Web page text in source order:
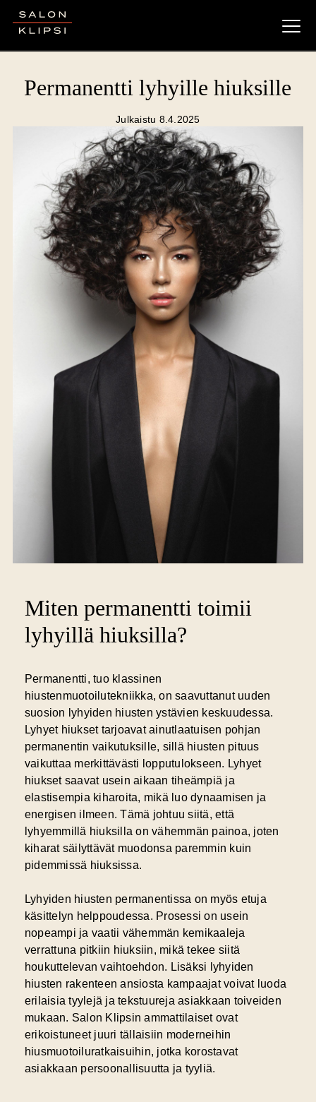
Salon Klipsi
Permanentti lyhyille hiuksille
Julkaistu 8.4.2025
Miten permanentti toimii
lyhyillä hiuksilla?
Permanentti, tuo klassinen
hiustenmuotoilutekniikka, on saavuttanut uuden
suosion lyhyiden hiusten ystävien keskuudessa.
Lyhyet hiukset tarjoavat ainutlaatuisen pohjan
permanentin vaikutuksille, sillä hiusten pituus
vaikuttaa merkittävästi lopputulokseen. Lyhyet
hiukset saavat usein aikaan tiheämpiä ja
elastisempia kiharoita, mikä luo dynaamisen ja
energisen ilmeen. Tämä johtuu siitä, että
lyhyemmillä hiuksilla on vähemmän painoa, joten
kiharat säilyttävät muodonsa paremmin kuin
pidemmissä hiuksissa.
Lyhyiden hiusten permanentissa on myös etuja
käsittelyn helppoudessa. Prosessi on usein
nopeampi ja vaatii vähemmän kemikaaleja
verrattuna pitkiin hiuksiin, mikä tekee siitä
houkuttelevan vaihtoehdon. Lisäksi lyhyiden
hiusten rakenteen ansiosta kampaajat voivat luoda
erilaisia tyylejä ja tekstuureja asiakkaan toiveiden
mukaan. Salon Klipsin ammattilaiset ovat
erikoistuneet juuri tällaisiin moderneihin
hiusmuotoiluratkaisuihin, jotka korostavat
asiakkaan persoonallisuutta ja tyyliä.